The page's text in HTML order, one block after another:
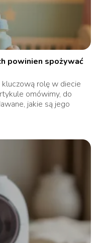
powinien spożywać
rolę w diecie
omówimy, do
jakie są jego